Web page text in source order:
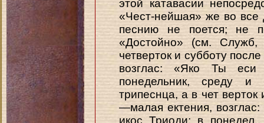
этой катавасии
«Чест-нейшая» же во
песнию не поется; не
«Достойно» (см.
четверток и субботу
возглас: «Яко Ты
понедельник, среду и
трипеснца, а в чет
—малая ектения,
икос Триоди; в